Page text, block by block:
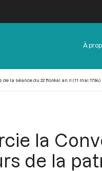
de
À
la séance du 22 floréal an II (11 mai 1794)
la
de la